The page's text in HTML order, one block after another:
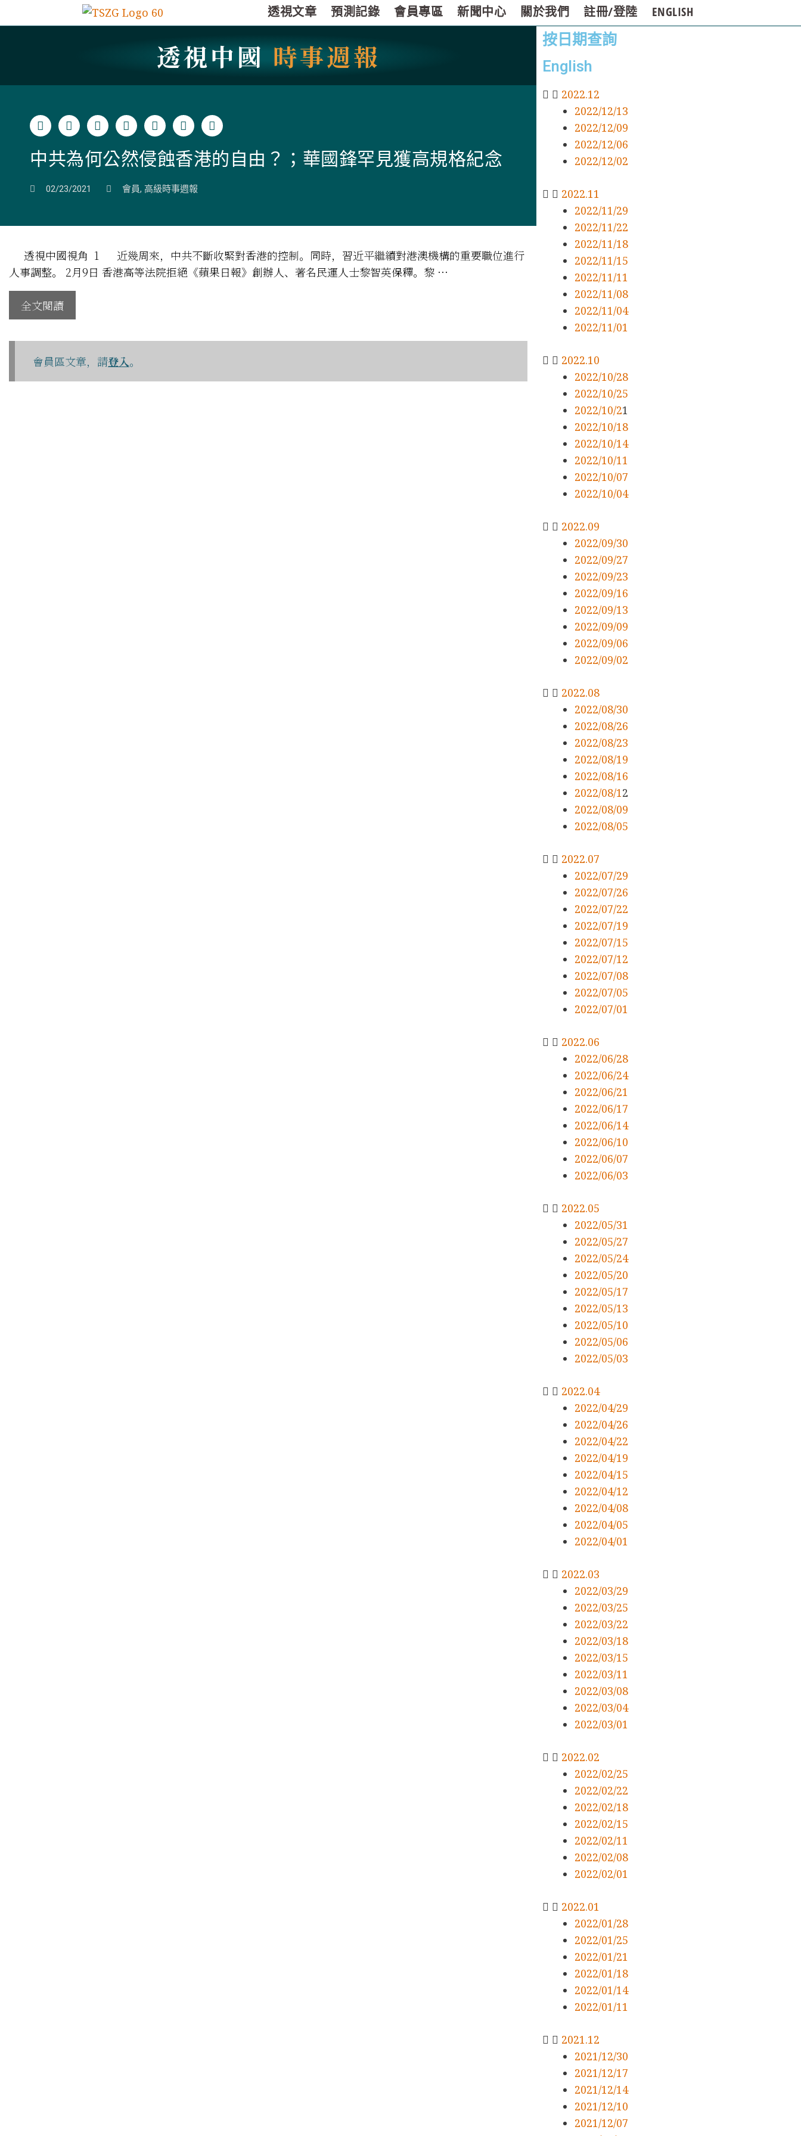
透視文章 預測記錄 會員專區 新聞中心 關於我們 註冊/登陸 ENGLISH
透視中國 時事週報
中共為何公然侵蝕香港的自由？；華國鋒罕見獲高規格紀念
02/23/2021 會員, 高級時事週報
透視中國視角 1 近幾周來，中共不斷收緊對香港的控制。同時，習近平繼續對港澳機構的重要職位進行
人事調整。 2月9日 香港高等法院拒絕《蘋果日報》創辦人、著名民運人士黎智英保釋。黎 …
全文閱讀
會員區文章，請登入。
按日期查詢
English
2022.12
2022/12/13
2022/12/09
2022/12/06
2022/12/02
2022.11
2022/11/29
2022/11/22
2022/11/18
2022/11/15
2022/11/11
2022/11/08
2022/11/04
2022/11/01
2022.10
2022/10/28
2022/10/25
2022/10/21
2022/10/18
2022/10/14
2022/10/11
2022/10/07
2022/10/04
2022.09
2022/09/30
2022/09/27
2022/09/23
2022/09/16
2022/09/13
2022/09/09
2022/09/06
2022/09/02
2022.08
2022/08/30
2022/08/26
2022/08/23
2022/08/19
2022/08/16
2022/08/12
2022/08/09
2022/08/05
2022.07
2022/07/29
2022/07/26
2022/07/22
2022/07/19
2022/07/15
2022/07/12
2022/07/08
2022/07/05
2022/07/01
2022.06
2022/06/28
2022/06/24
2022/06/21
2022/06/17
2022/06/14
2022/06/10
2022/06/07
2022/06/03
2022.05
2022/05/31
2022/05/27
2022/05/24
2022/05/20
2022/05/17
2022/05/13
2022/05/10
2022/05/06
2022/05/03
2022.04
2022/04/29
2022/04/26
2022/04/22
2022/04/19
2022/04/15
2022/04/12
2022/04/08
2022/04/05
2022/04/01
2022.03
2022/03/29
2022/03/25
2022/03/22
2022/03/18
2022/03/15
2022/03/11
2022/03/08
2022/03/04
2022/03/01
2022.02
2022/02/25
2022/02/22
2022/02/18
2022/02/15
2022/02/11
2022/02/08
2022/02/01
2022.01
2022/01/28
2022/01/25
2022/01/21
2022/01/18
2022/01/14
2022/01/11
2021.12
2021/12/30
2021/12/17
2021/12/14
2021/12/10
2021/12/07